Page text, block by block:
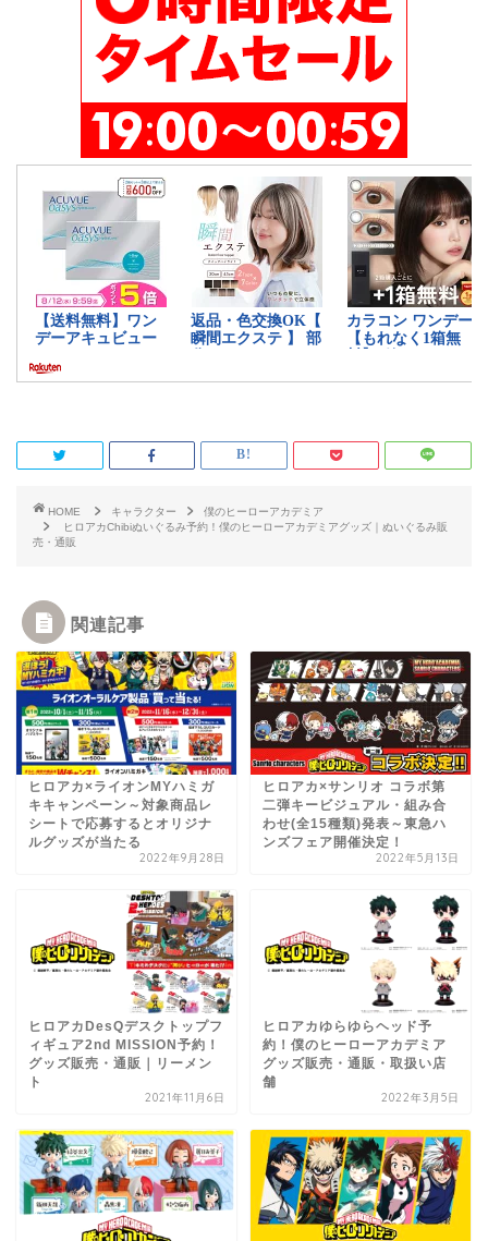
HOME キャラクター
僕のヒーローアカデミア
ヒロアカChibiぬいぐるみ予約！僕のヒーローアカデミアグッズ｜ぬいぐるみ販
売・通販
関連記事
ヒロアカ×ライオンMYハミガ
キキャンペーン～対象商品レ
シートで応募するとオリジナ
ルグッズが当たる
2022年9月28日
ヒロアカ×サンリオ コラボ第
二弾キービジュアル・組み合
わせ(全15種類)発表～東急ハ
ンズフェア開催決定！
2022年5月13日
ヒロアカDesQデスクトップフ
ィギュア2nd MISSION予約！
グッズ販売・通販｜リーメン
ト
2021年11月6日
ヒロアカゆらゆらヘッド予
約！僕のヒーローアカデミア
グッズ販売・通販・取扱い店
舗
2022年3月5日